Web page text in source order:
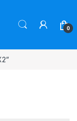
0